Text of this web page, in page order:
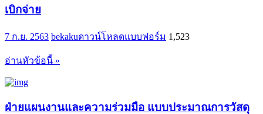
เบิกจ่าย
7 ก.ย. 2563 bekakuดาวน์โหลดแบบฟอร์ม 1,523
อ่านหัวข้อนี้ »
ฝ่ายแผนงานและความร่วมมือ แบบประมาณการวัสดุ